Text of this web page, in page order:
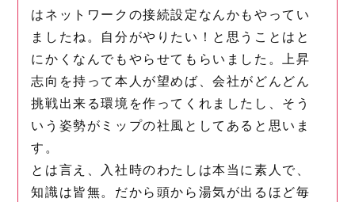
はネットワークの接続設定なんかもやってい
ましたね。自分がやりたい！と思うことはと
にかくなんでもやらせてもらいました。上昇
志向を持って本人が望めば、会社がどんどん
挑戦出来る環境を作ってくれましたし、そう
いう姿勢がミップの社風としてあると思いま
す。
とは言え、入社時のわたしは本当に素人で、
知識は皆無。だから頭から湯気が出るほど毎